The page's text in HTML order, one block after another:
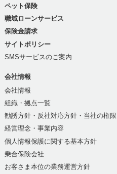
ペット保険
職域ローンサービス
保険金請求
サイトポリシー
SMSサービスのご案内
会社情報
会社情報
組織・拠点一覧
勧誘方針・反社対応方針・当社の権限
経営理念・事業内容
個人情報保護に関する基本方針
乗合保険会社
お客さま本位の業務運営方針